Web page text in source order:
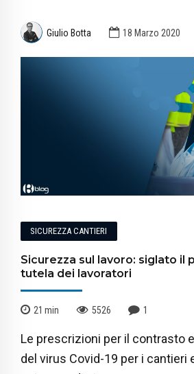
Giulio Botta 18 Marzo 2020
SICUREZZA CANTIERI
Sicurezza sul lavoro: siglato il
tutela dei lavoratori
21 min 5526 1
Le prescrizioni per il contrasto
del virus Covid-19 per i cantieri